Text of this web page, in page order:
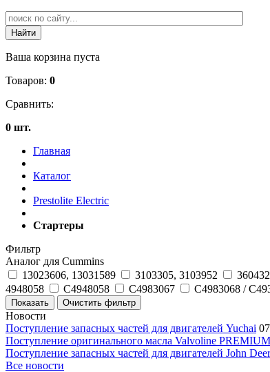
Ваша корзина пуста
Товаров: 0
Сравнить:
0 шт.
Главная
Каталог
Prestolite Electric
Стартеры
Фильтр
Аналог для Cummins
13023606, 13031589
3103305, 3103952
4948058
C4948058 C4983067 C4983068 /
Новости
Поступление запасных частей для двигателей Yuchai
Поступление оригинального масла Valvoline
Поступление запасных частей для двигателей John
Все новости